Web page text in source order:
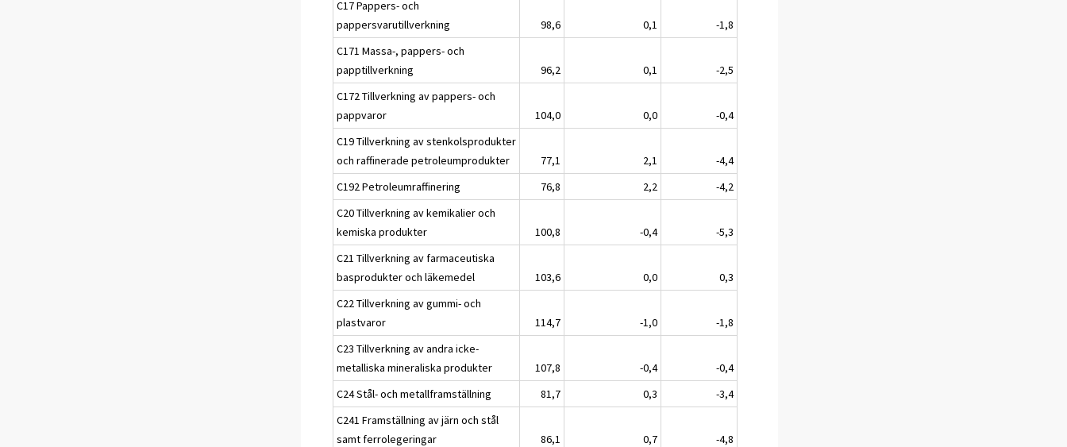
C17 Pappers- och
pappersvarutillverkning
98,6 0,1
-1,8
C171 Massa-, pappers- och
papptillverkning
96,2 0,1
-2,5
C172 Tillverkning av pappers- och
pappvaror
104,0 0,0
-0,4
C19 Tillverkning av stenkolsprodukter
och raffinerade petroleumprodukter
77,1 2,1
-4,4
C192 Petroleumraffinering
76,8 2,2
-4,2
C20 Tillverkning av kemikalier och
kemiska produkter
100,8 -0,4
-5,3
C21 Tillverkning av farmaceutiska
basprodukter och läkemedel
103,6 0,0
0,3
C22 Tillverkning av gummi- och
plastvaror
114,7 -1,0
-1,8
C23 Tillverkning av andra icke-
metalliska mineraliska produkter
107,8 -0,4
-0,4
C24 Stål- och metallframställning
81,7 0,3
-3,4
C241 Framställning av järn och stål
samt ferrolegeringar
86,1 0,7
-4,8